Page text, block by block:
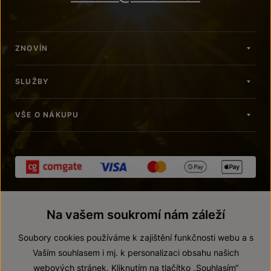
ZNOVÍN
SLUŽBY
VŠE O NÁKUPU
Na vašem soukromí nám záleží
Soubory cookies používáme k zajištění funkčnosti webu a s
Vaším souhlasem i mj. k personalizaci obsahu našich
webových stránek. Kliknutím na tlačítko „Souhlasím“